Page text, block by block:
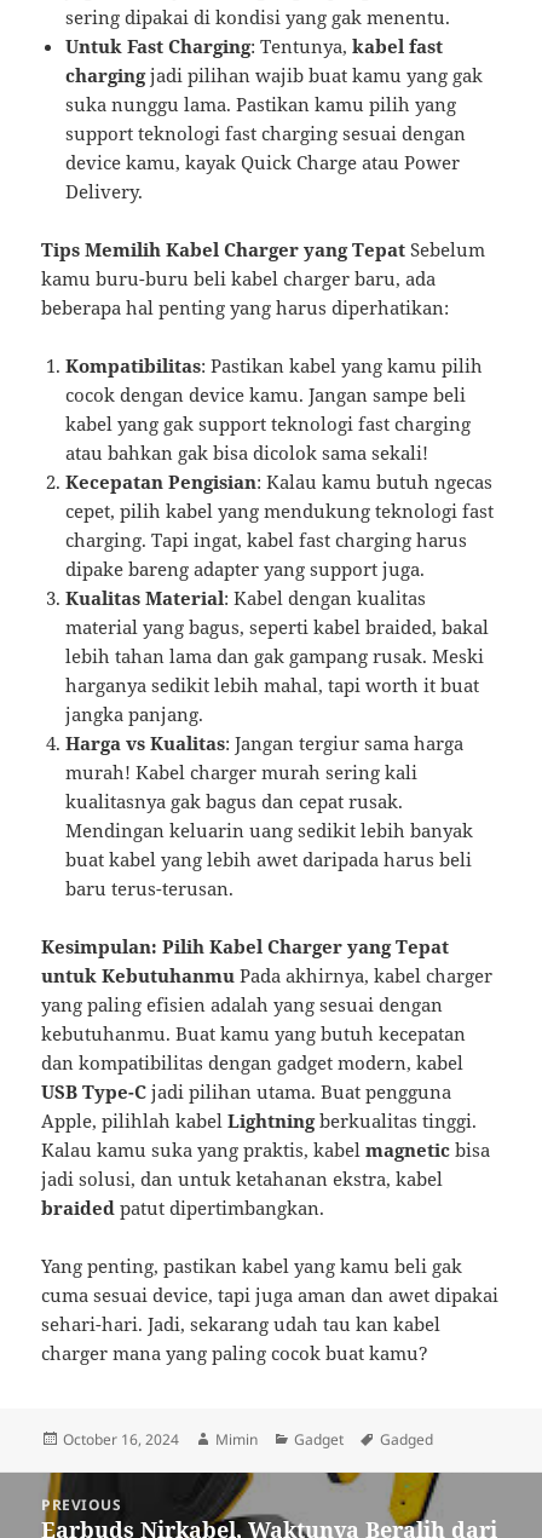
sering dipakai di kondisi yang gak menentu.
Untuk Fast Charging: Tentunya,kabel fast
chargingjadi pilihan wajib buat kamu yang gak
suka nunggu lama. Pastikan kamu pilih yang
support teknologi fast charging sesuai dengan
device kamu, kayak Quick Charge atau Power
Delivery.
Tips Memilih Kabel Charger yang Tepat Sebelum
kamu buru-buru beli kabel charger baru, ada
beberapa hal penting yang harus diperhatikan:
Kompatibilitas: Pastikan kabel yang kamu pilih
cocok dengan device kamu. Jangan sampe beli
kabel yang gak support teknologi fast charging
atau bahkan gak bisa dicolok sama sekali!
Kecepatan Pengisian: Kalau kamu butuh ngecas
cepet, pilih kabel yang mendukung teknologi fast
charging. Tapi ingat, kabel fast charging harus
dipake bareng adapter yang support juga.
Kualitas Material: Kabel dengan kualitas
material yang bagus, seperti kabel braided, bakal
lebih tahan lama dan gak gampang rusak. Meski
harganya sedikit lebih mahal, tapi worth it buat
jangka panjang.
Harga vs Kualitas: Jangan tergiur sama harga
murah! Kabel charger murah sering kali
kualitasnya gak bagus dan cepat rusak.
Mendingan keluarin uang sedikit lebih banyak
buat kabel yang lebih awet daripada harus beli
baru terus-terusan.
Kesimpulan: Pilih Kabel Charger yang Tepat
untuk Kebutuhanmu Pada akhirnya, kabel charger
yang paling efisien adalah yang sesuai dengan
kebutuhanmu. Buat kamu yang butuh kecepatan
dan kompatibilitas dengan gadget modern, kabel
USB Type-C jadi pilihan utama. Buat pengguna
Apple, pilihlah kabelLightningberkualitas tinggi.
Kalau kamu suka yang praktis, kabelmagnetic bisa
jadi solusi, dan untuk ketahanan ekstra, kabel
braided patut dipertimbangkan.
Yang penting, pastikan kabel yang kamu beli gak
cuma sesuai device, tapi juga aman dan awet dipakai
sehari-hari. Jadi, sekarang udah tau kan kabel
charger mana yang paling cocok buat kamu?
Posted
October 16, 2024 Author
Mimin Categories
Gadget Tags
Gadged
navigation
PREVIOUS
Previous
Earbuds Nirkabel, Waktunya Beralih dari